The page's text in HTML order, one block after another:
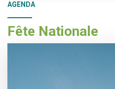
AGENDA
Fête Nationale